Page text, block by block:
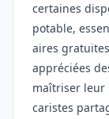
certaines
potable,
aires
appréciées
maîtriser leur
caristes